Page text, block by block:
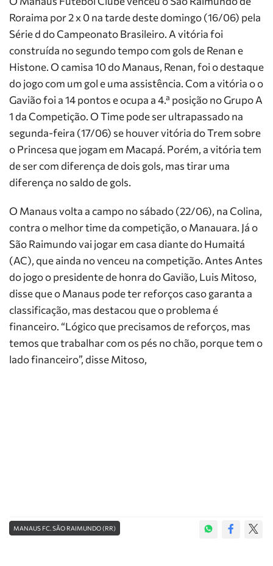
Roraima por 2 x 0 na tarde deste domingo (16/06) pela
Série d do Campeonato Brasileiro. A vitória foi
construída no segundo tempo com gols de Renan e
Histone. O camisa 10 do Manaus, Renan, foi o destaque
do jogo com um gol e uma assistência. Com a vitória o o
Gavião foi a 14 pontos e ocupa a 4.ª posição no Grupo A
1 da Competição. O Time pode ser ultrapassado na
segunda-feira (17/06) se houver vitória do Trem sobre
o Princesa que jogam em Macapá. Porém, a vitória tem
de ser com diferença de dois gols, mas tirar uma
diferença no saldo de gols.
O Manaus volta a campo no sábado (22/06), na Colina,
contra o melhor time da competição, o Manauara. Já o
São Raimundo vai jogar em casa diante do Humaitá
(AC), que ainda no venceu na competição. Antes Antes
do jogo o presidente de honra do Gavião, Luis Mitoso,
disse que o Manaus pode ter reforços caso garanta a
classificação, mas destacou que o problema é
financeiro. “Lógico que precisamos de reforços, mas
temos que trabalhar com os pés no chão, porque tem o
lado financeiro”, disse Mitoso,
MANAUS FC. SÃO RAIMUNDO (RR)